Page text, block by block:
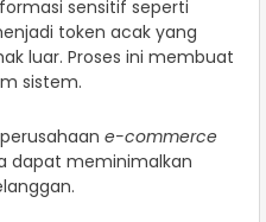
sensitif seperti
token acak yang
luar. Proses ini membuat
sistem.
e-commerce
dapat meminimalkan